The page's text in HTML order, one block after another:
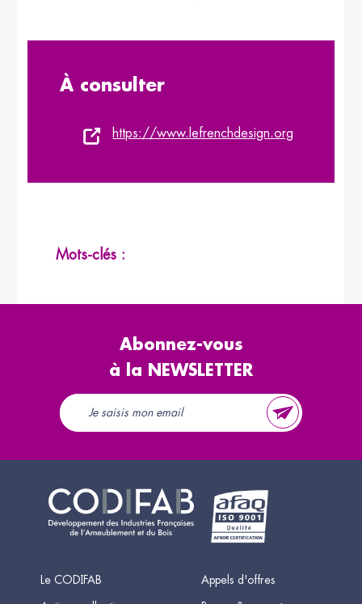
À consulter
https://www.lefrenchdesign.org
Mots-clés :
Abonnez-vous
à la NEWSLETTER
Le CODIFAB Appels d'offres